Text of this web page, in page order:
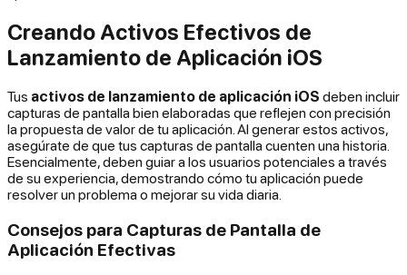
Creando Activos Efectivos de
Lanzamiento de Aplicación iOS
Tus activos de lanzamiento de aplicación iOS deben incluir
capturas de pantalla bien elaboradas que reflejen con precisión
la propuesta de valor de tu aplicación. Al generar estos activos,
asegúrate de que tus capturas de pantalla cuenten una historia.
Esencialmente, deben guiar a los usuarios potenciales a través
de su experiencia, demostrando cómo tu aplicación puede
resolver un problema o mejorar su vida diaria.
Consejos para Capturas de Pantalla de
Aplicación Efectivas